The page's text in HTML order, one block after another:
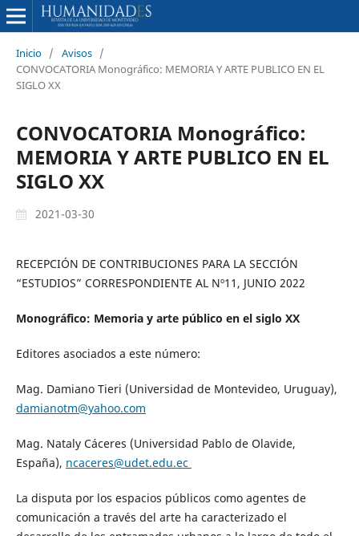
Inicio / Avisos /
CONVOCATORIA Monográfico: MEMORIA Y ARTE PUBLICO EN EL
SIGLO XX
CONVOCATORIA Monográfico:
MEMORIA Y ARTE PUBLICO EN EL
SIGLO XX
2021-03-30
RECEPCIÓN DE CONTRIBUCIONES PARA LA SECCIÓN
“ESTUDIOS” CORRESPONDIENTE AL Nº11, JUNIO 2022
Monográfico: Memoria y arte público en el siglo XX
Editores asociados a este número:
Mag. Damiano Tieri (Universidad de Montevideo, Uruguay),
damianotm@yahoo.com
Mag. Nataly Cáceres (Universidad Pablo de Olavide,
España), ncaceres@udet.edu.ec
La disputa por los espacios públicos como agentes de
comunicación a través del arte ha caracterizado el